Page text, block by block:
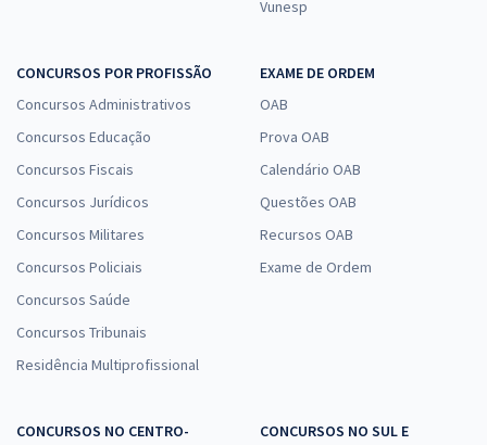
Vunesp
CONCURSOS POR PROFISSÃO
Concursos Administrativos
Concursos Educação
Concursos Fiscais
Concursos Jurídicos
Concursos Militares
Concursos Policiais
Concursos Saúde
Concursos Tribunais
Residência Multiprofissional
EXAME DE ORDEM
OAB
Prova OAB
Calendário OAB
Questões OAB
Recursos OAB
Exame de Ordem
CONCURSOS NO CENTRO-
CONCURSOS NO SUL E